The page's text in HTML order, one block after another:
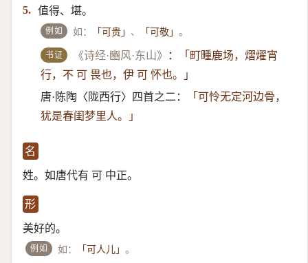
5. 值得、堪。
例如 如： 「可贵」 、 「可敬」。
书证 《诗经·豳风·东山》 ：
「町畽鹿场，熠燿宵
行，不 可 畏也，伊 可 怀也。」
唐·陈陶〈陇西行〉四首之二：
「可怜无定河边骨，
犹是春闺梦里人。」
名
姓。如唐代有 可 中正。
形
美好的。
例如 如： 「可人儿」。